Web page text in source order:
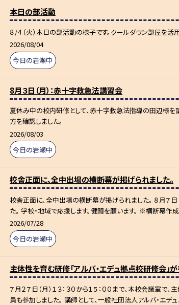
本日の部活動
８/４（火）本日の部活動の様子です。クールダウン部屋を活
2026/08/04
今日の岩瀬中
8月３日（月）：赤十字救急法講習会
夏休み中の校内研修として、赤十字救急法指導の田辺様を
方を確認しました。
2026/08/03
今日の岩瀬中
校舎正面に、全中出場の横断幕が掲げられました。
校舎正面に、全中出場の横断幕が掲げられました。 ８月７
た。 学校・地域で応援します。健闘を願います。 ※横断幕作
2026/07/28
今日の岩瀬中
主体性を育む研修「アルバ・エデュ拠点校研修会」が
７月２７日（月）１３：３０から１５：００まで、本校会議室
員も参加しました。 講師として、一般社団法人アルバ・エデュ